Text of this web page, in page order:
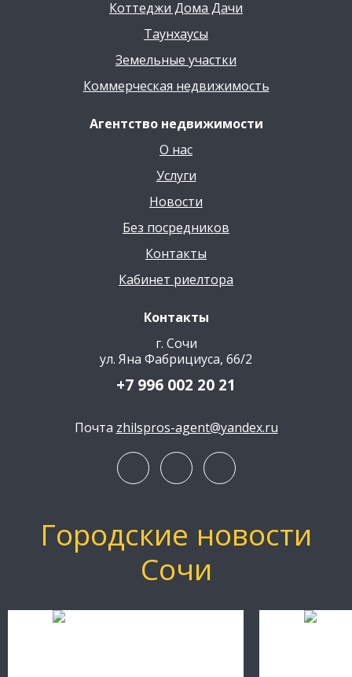
Коттеджи Дома Дачи
Таунхаусы
Земельные участки
Коммерческая недвижимость
Агентство недвижимости
О нас
Услуги
Новости
Без посредников
Контакты
Кабинет риелтора
Контакты
г. Сочи
ул. Яна Фабрициуса, 66/2
+7 996 002 20 21
Почта zhilspros-agent@yandex.ru
Городские новости
Сочи